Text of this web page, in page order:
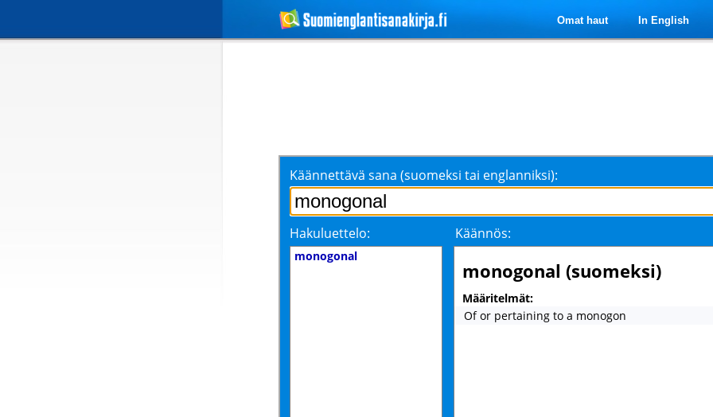
Omat haut In English
Käännettävä sana (suomeksi tai englanniksi):
Hakuluettelo: Käännös:
monogonal
monogonal (suomeksi)
Määritelmät:
Of or pertaining to a monogon